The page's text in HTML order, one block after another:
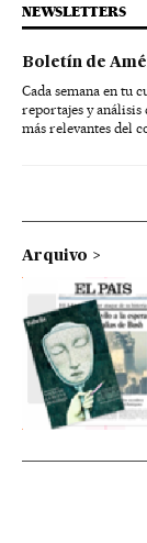
NEWSLETTERS
Boletín de
Cada semana en tu
reportajes y análisis
más relevantes del
Arquivo